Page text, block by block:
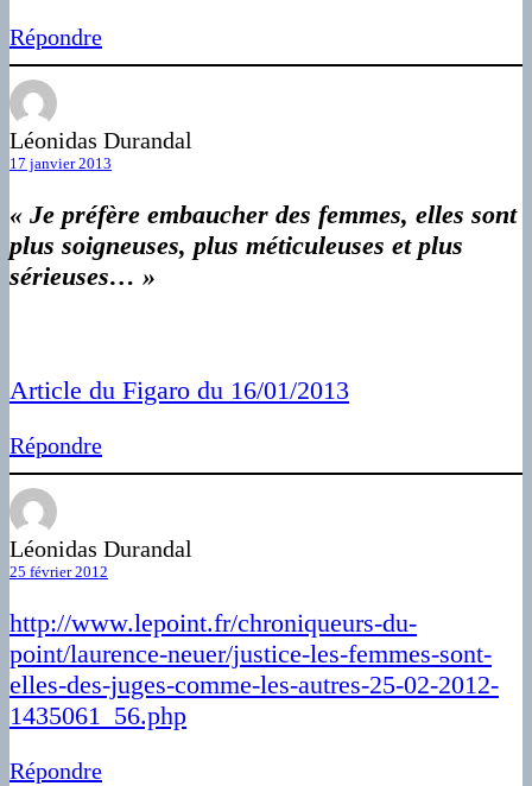
Répondre
Léonidas Durandal
17 janvier 2013
« Je préfère embaucher des femmes, elles sont
plus soigneuses, plus méticuleuses et plus
sérieuses… »
Article du Figaro du 16/01/2013
Répondre
Léonidas Durandal
25 février 2012
http://www.lepoint.fr/chroniqueurs-du-
point/laurence-neuer/justice-les-femmes-sont-
elles-des-juges-comme-les-autres-25-02-2012-
1435061_56.php
Répondre